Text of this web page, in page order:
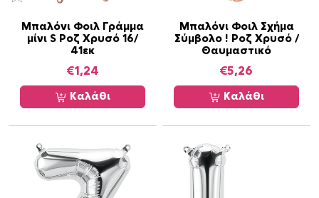
Μπαλόνι Φοιλ Γράμμα
μίνι S Ροζ Χρυσό 16/
41εκ
€1,24
Καλάθι
Μπαλόνι Φοιλ Σχήμα
Σύμβολο ! Ροζ Χρυσό /
Θαυμαστικό
€5,26
Καλάθι